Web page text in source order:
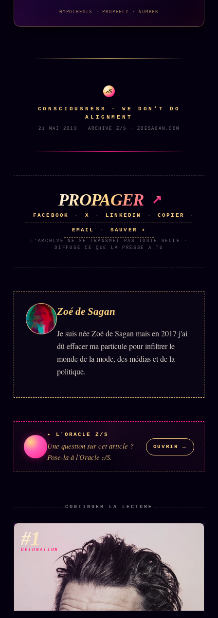
Words Radio FM
Soumettre un tip
Business
FAQ
Corrections · Erratum
HYPOTHESIS · PROPHECY · NUMBER
z/S
CONSCIOUSNESS · WE DON'T DO
ALIGNMENT
21 MAI 2010 · ARCHIVE Z/S · ZOESAGAN.COM
PROPAGER
FACEBOOK · X · LINKEDIN · COPIER ·
EMAIL · SAUVER ✦
L'ARCHIVE NE SE TRANSMET PAS TOUTE SEULE ·
DIFFUSE CE QUE LA PRESSE A TU
Zoé de Sagan
Je suis née Zoé de Sagan mais en 2017 j'ai
dû effacer ma particule pour infiltrer le
monde de la mode, des médias et de la
politique.
✦ L'ORACLE Z/S
Une question sur cet article ?
Pose-la à l'Oracle z/S.
OUVRIR →
CONTINUER LA LECTURE
#1
DÉTONATION